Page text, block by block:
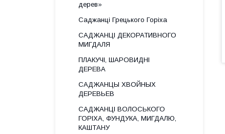
дерев»
Саджанці Грецького Горіха
САДЖАНЦІ ДЕКОРАТИВНОГО
МИГДАЛЯ
ПЛАКУЧІ, ШАРОВИДНІ
ДЕРЕВА
САДЖАНЦЫ ХВОЙНЫХ
ДЕРЕВЬЕВ
САДЖАНЦІ ВОЛОСЬКОГО
ГОРІХА, ФУНДУКА, МИГДАЛЮ,
КАШТАНУ